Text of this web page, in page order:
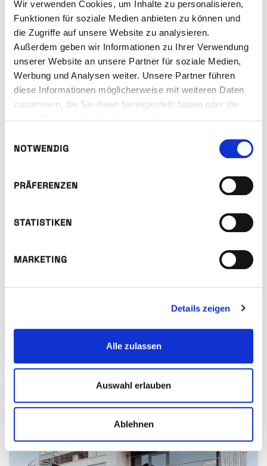
Wir verwenden Cookies, um Inhalte zu personalisieren,
Funktionen für soziale Medien anbieten zu können und
die Zugriffe auf unsere Website zu analysieren.
Außerdem geben wir Informationen zu Ihrer Verwendung
unserer Website an unsere Partner für soziale Medien,
Werbung und Analysen weiter. Unsere Partner führen
diese Informationen möglicherweise mit weiteren Daten
zusammen, die Sie ihnen bereitgestellt haben oder die
NOTWENDIG
PRÄFERENZEN
STATISTIKEN
MARKETING
Details zeigen
Alle zulassen
Auswahl erlauben
Ablehnen
Dies ist kein Gegensatz – sprechen Sie uns
an, wir beraten Sie gerne. Gemeinsam
finden wir die passende Tür für Ihr Objekt.
KONTAKT
FENSTER
MEHR INFORMATIONEN